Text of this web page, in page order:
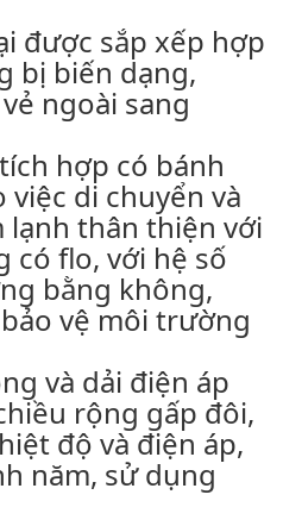
được sắp xếp hợp
bị biến dạng,
ngoài sang
hợp có bánh
di chuyển và
lạnh thân thiện với
có flo, với hệ số
bằng không,
vệ môi trường
và dải điện áp
rộng gấp đôi,
độ và điện áp,
năm, sử dụng